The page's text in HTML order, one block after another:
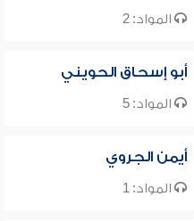
المواد: 2
أبو إسحاق الحويني
المواد: 5
أيمن الجروي
المواد: 1